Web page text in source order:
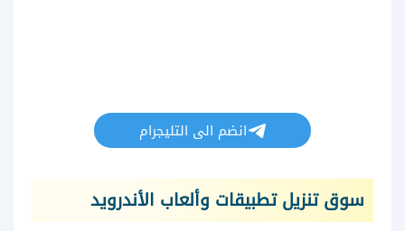
انضم الى التليجرام
سوق تنزيل تطبيقات وألعاب الأندرويد